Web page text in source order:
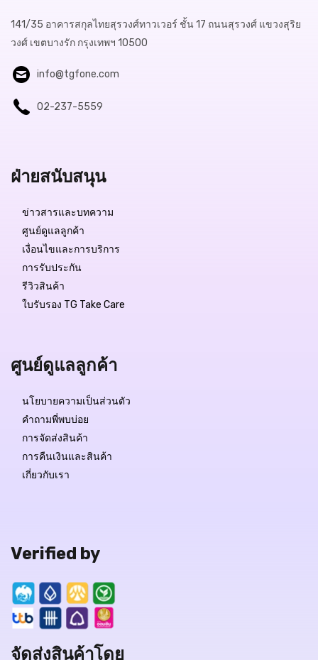
141/35 อาคารสกุลไทยสุรวงศ์ทาวเวอร์ ชั้น 17 ถนนสุรวงศ์ แขวงสุริย
วงศ์ เขตบางรัก กรุงเทพฯ 10500
info@tgfone.com
02-237-5559
ฝ่ายสนับสนุน
ข่าวสารและบทความ
ศูนย์ดูแลลูกค้า
เงื่อนไขและการบริการ
การรับประกัน
รีวิวสินค้า
ใบรับรอง TG Take Care
ศูนย์ดูแลลูกค้า
นโยบายความเป็นส่วนตัว
คำถามพี่พบบ่อย
การจัดส่งสินค้า
การคืนเงินและสินค้า
เกี่ยวกับเรา
Verified by
จัดส่งสินค้าโดย